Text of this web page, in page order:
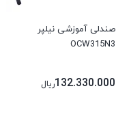
صندلی آموزشی نیلپر
OCW315N3
132.330.000ریال